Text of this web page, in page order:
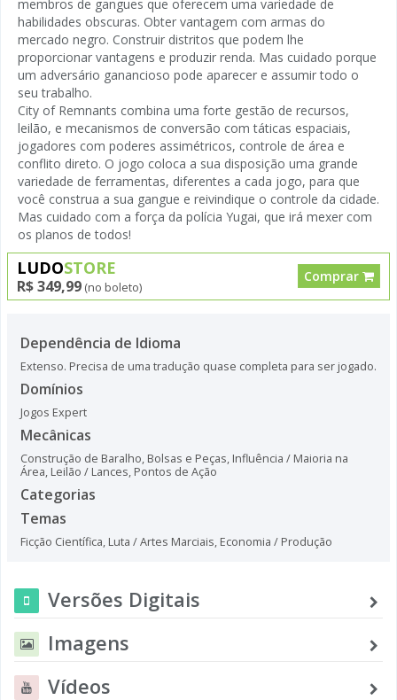
membros de gangues que oferecem uma variedade de
habilidades obscuras. Obter vantagem com armas do
mercado negro. Construir distritos que podem lhe
proporcionar vantagens e produzir renda. Mas cuidado porque
um adversário ganancioso pode aparecer e assumir todo o
seu trabalho.
City of Remnants combina uma forte gestão de recursos,
leilão, e mecanismos de conversão com táticas espaciais,
jogadores com poderes assimétricos, controle de área e
conflito direto. O jogo coloca a sua disposição uma grande
variedade de ferramentas, diferentes a cada jogo, para que
você construa a sua gangue e reivindique o controle da cidade.
Mas cuidado com a força da polícia Yugai, que irá mexer com
os planos de todos!
LUDOSTORE
R$ 349,99 (no boleto)
Comprar
Dependência de Idioma
Extenso. Precisa de uma tradução quase completa para ser jogado.
Domínios
Jogos Expert
Mecânicas
Construção de Baralho, Bolsas e Peças, Influência / Maioria na
Área, Leilão / Lances, Pontos de Ação
Categorias
Temas
Ficção Científica, Luta / Artes Marciais, Economia / Produção
Versões Digitais
Imagens
Vídeos